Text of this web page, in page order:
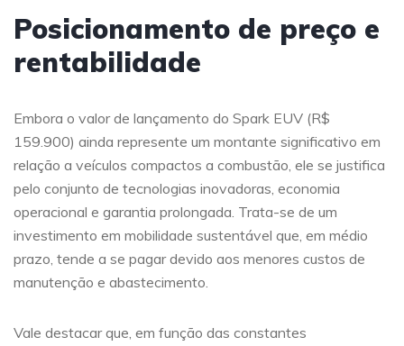
Posicionamento de preço e
rentabilidade
Embora o valor de lançamento do Spark EUV (R$
159.900) ainda represente um montante significativo em
relação a veículos compactos a combustão, ele se justifica
pelo conjunto de tecnologias inovadoras, economia
operacional e garantia prolongada. Trata-se de um
investimento em mobilidade sustentável que, em médio
prazo, tende a se pagar devido aos menores custos de
manutenção e abastecimento.
Vale destacar que, em função das constantes